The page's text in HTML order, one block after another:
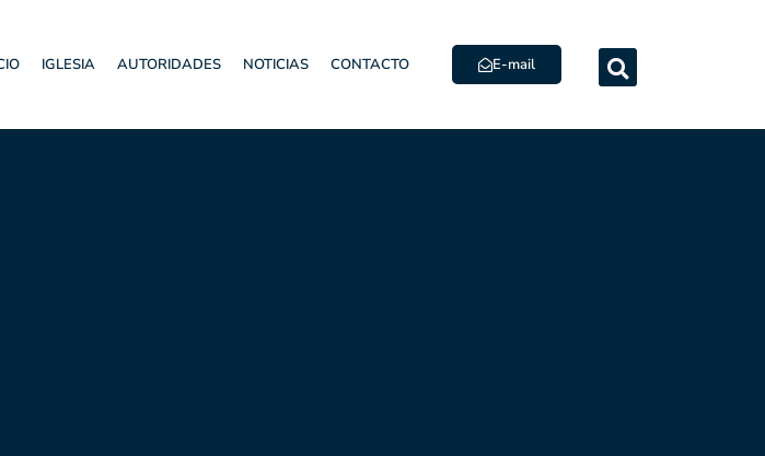
IGLESIA AUTORIDADES NOTICIAS CONTACTO E-mail